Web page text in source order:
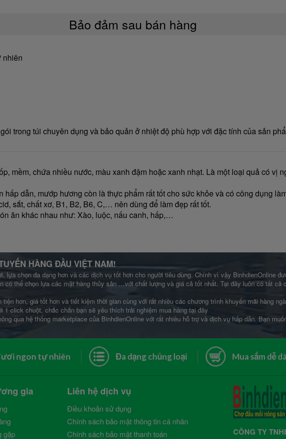
Bảo đảm sau bán hàng
nhiên
trong túi chuyên dụng và bảo quản ở nhiệt độ phù hợp với đặc tính của sản
mềm, chứa nhiều nước, màu xanh đậm hoặc xanh nhạt. Là một loại quả có vị
dẫn, mướp hương còn là thực phẩm rất tốt cho sức khỏe và có công dụng
sắt, chất xơ, B1, B2, B6, C,… nên dùng để làm đẹp rất tốt.
ăn khác nhau như: Xào, luộc, nấu canh, hấp,…
HÀNG ĐẦU VIỆT NAM!
lựa chọn đa dạng hơn và các dịch vụ tốt hơn cho người tiêu dùng. Chính vì vậy BinhdienOnline
có thể chọn lựa các mặt hàng thủy sản …với chất lượng và giá cả tốt nhất. Tại đây luôn có tất cả
hơn, giá tốt hơn và tiết kiệm thời gian cùng với rất nhiều các chương trình khuyến mãi hàng
1 click chuột, chắc chắn bạn sẽ yêu thích trải nghiệm mua hàng tại đây
qua hệ thống marketplace của BinhdienOnline với rất nhiều hỗ trợ và dịch vụ hấp dẫn. Bạn
ngon tự nhiên Đa dạng chủng loại Mua sắm dễ
gia
gặp
Liên hệ dịch vụ
Điều khoản sử dụng
Chính sách bảo mật thông tin cá nhân
Chính sách bảo mật thanh toán
CÔNG TY